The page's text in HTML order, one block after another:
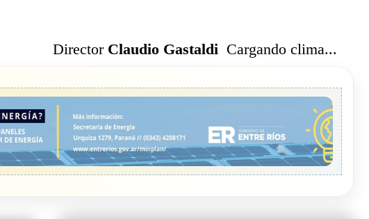
Director Claudio Gastaldi Cargando clima...